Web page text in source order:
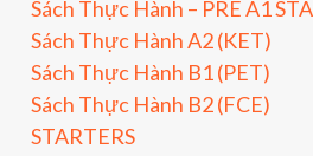
Sách Thực Hành – PRE A1
Sách Thực Hành A2 (KET)
Sách Thực Hành B1 (PET)
Sách Thực Hành B2 (FCE)
STARTERS